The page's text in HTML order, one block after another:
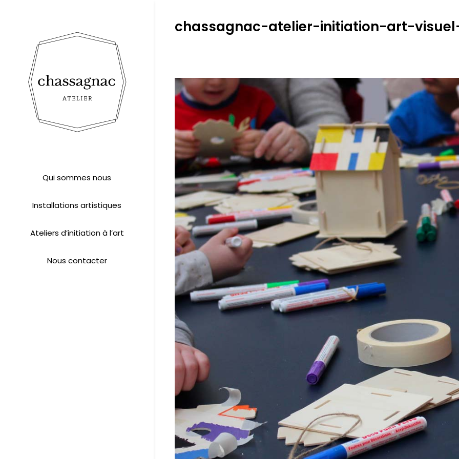
Qui sommes nous
Installations artistiques
Ateliers d’initiation à l’art
Nous contacter
chassagnac-atelier-initiation-art-